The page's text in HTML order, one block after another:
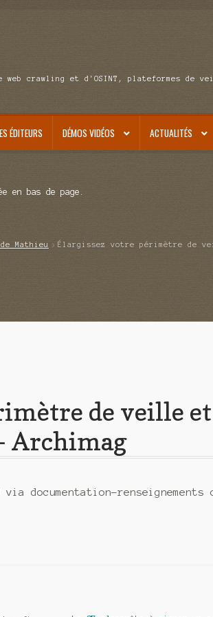
crawling et d'OSINT, plateformes de
ÉDITEURS DÉMOS VIDÉOS ACTUALITÉS
en bas de page.
Mathieu Élargissez votre périmètre de
de veille et
Archimag
documentation-renseignements